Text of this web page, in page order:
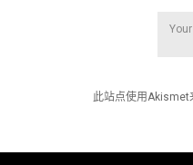
此站点使用Akismet